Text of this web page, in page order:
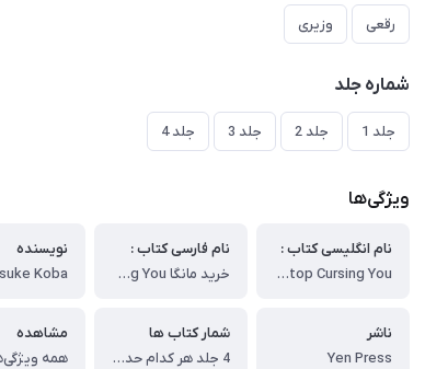
رقعی وزیری
شماره جلد
جلد 1 جلد 2 جلد 3 جلد 4
ویژگی‌ها
نام انگلیسی کتاب :
Can't Stop Cursing You
نام فارسی کتاب :
خرید مانگا Can't Stop Cursing You زبان انگلیسی
نویسنده
Koba
ناشر
Yen Press
شمار کتاب ها
4 جلد هر کدام حدود 210 صفحه
مشاهده
همه